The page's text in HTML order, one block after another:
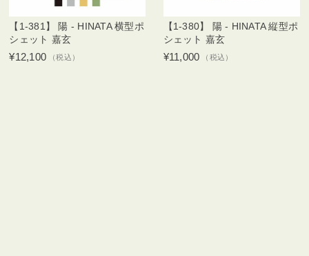
【1-381】 陽 - HINATA 横型ポ
シェット 嘉玄
¥12,100 （税込）
【1-380】 陽 - HINATA 縦型ポ
シェット 嘉玄
¥11,000 （税込）